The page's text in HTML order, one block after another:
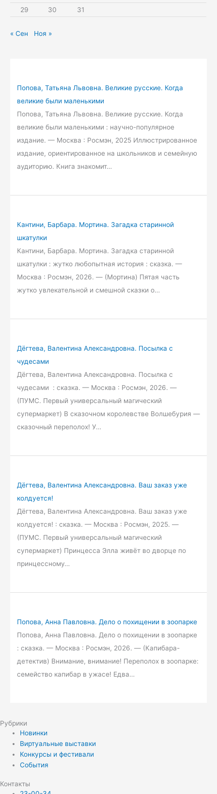
29
30 31
« Сен Ноя »
Попова, Татьяна Львовна. Великие русские. Когда
великие были маленькими
Попова, Татьяна Львовна. Великие русские. Когда
великие были маленькими : научно-популярное
издание. — Москва : Росмэн, 2025 Иллюстрированное
издание, ориентированное на школьников и семейную
аудиторию. Книга знакомит…
Кантини, Барбара. Мортина. Загадка старинной
шкатулки
Кантини, Барбара. Мортина. Загадка старинной
шкатулки : жутко любопытная история : сказка. —
Москва : Росмэн, 2026. — (Мортина) Пятая часть
жутко увлекательной и смешной сказки о…
Дёгтева, Валентина Александровна. Посылка с
чудесами
Дёгтева, Валентина Александровна. Посылка с
чудесами : сказка. — Москва : Росмэн, 2026. —
(ПУМС. Первый универсальный магический
супермаркет) В сказочном королевстве Волшебурия —
сказочный переполох! У…
Дёгтева, Валентина Александровна. Ваш заказ уже
колдуется!
Дёгтева, Валентина Александровна. Ваш заказ уже
колдуется! : сказка. — Москва : Росмэн, 2025. —
(ПУМС. Первый универсальный магический
супермаркет) Принцесса Элла живёт во дворце по
принцессному…
Попова, Анна Павловна. Дело о похищении в зоопарке
Попова, Анна Павловна. Дело о похищении в зоопарке
: сказка. — Москва : Росмэн, 2026. — (Капибара-
детектив) Внимание, внимание! Переполох в зоопарке:
семейство капибар в ужасе! Едва…
Рубрики
Новинки
Виртуальные выставки
Конкурсы и фестивали
События
Контакты